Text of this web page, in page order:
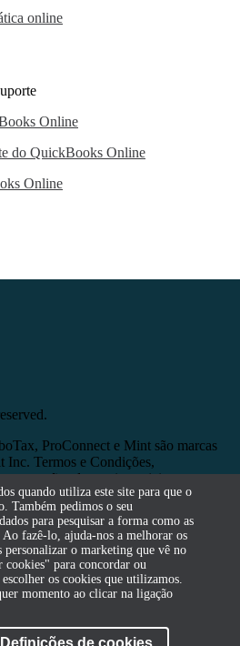
online
Online
do QuickBooks Online
Online
ProConnect e Mint são marcas
Inc. Termos e Condições,
e opções de serviço sujeitos a
aceita os Termos e Condições.
quando utiliza este site para que o
Também pedimos o seu
para pesquisar a forma como as
Ao fazê-lo, ajuda-nos a melhorar os
personalizar o marketing que vê no
cookies" para concordar ou
os cookies que utilizamos.
momento ao clicar na ligação
Definições de cookies
quando utiliza este site para que o
Também pedimos o seu
para pesquisar a forma como as
Ao fazê-lo, ajuda-nos a melhorar os
personalizar o marketing que vê no
cookies" para concordar ou
os cookies que utilizamos.
momento ao clicar na ligação
Definições de cookies